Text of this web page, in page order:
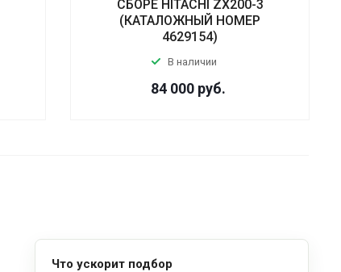
СБОРЕ HITACHI ZX200-3
(КАТАЛОЖНЫЙ НОМЕР
4629154)
В наличии
84 000 руб.
Что ускорит подбор